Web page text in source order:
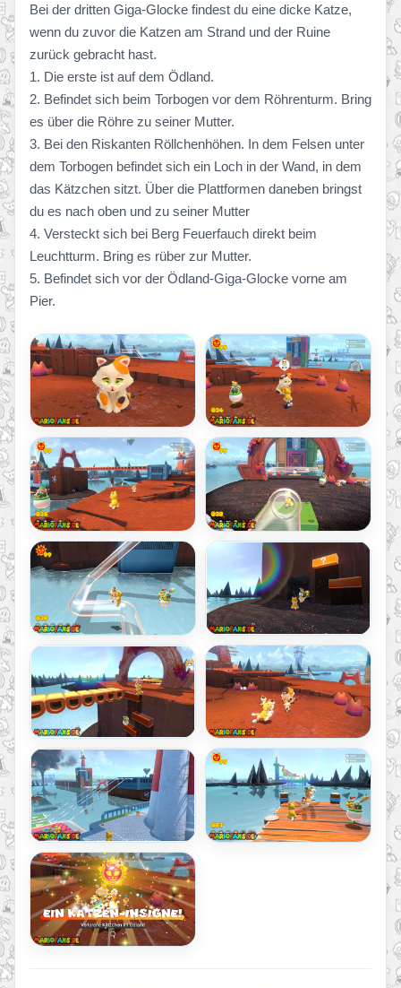
Bei der dritten Giga-Glocke findest du eine dicke Katze,
wenn du zuvor die Katzen am Strand und der Ruine
zurück gebracht hast.
1. Die erste ist auf dem Ödland.
2. Befindet sich beim Torbogen vor dem Röhrenturm. Bring
es über die Röhre zu seiner Mutter.
3. Bei den Riskanten Röllchenhöhen. In dem Felsen unter
dem Torbogen befindet sich ein Loch in der Wand, in dem
das Kätzchen sitzt. Über die Plattformen daneben bringst
du es nach oben und zu seiner Mutter
4. Versteckt sich bei Berg Feuerfauch direkt beim
Leuchtturm. Bring es rüber zur Mutter.
5. Befindet sich vor der Ödland-Giga-Glocke vorne am
Pier.